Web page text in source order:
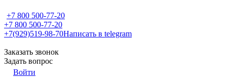
+7 800 500-77-20
+7 800 500-77-20
+7(929)519-98-70Написать в telegram
Заказать звонок
Задать вопрос
Войти